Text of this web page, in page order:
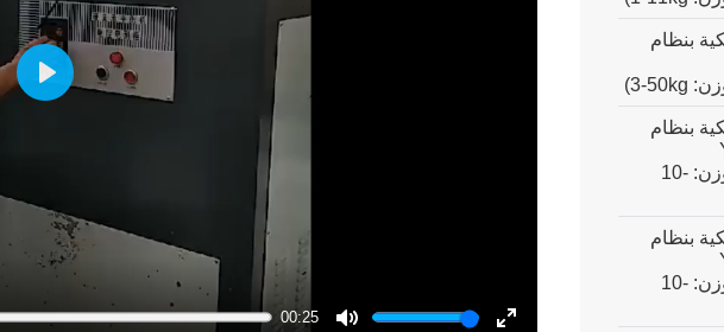
00:25
Play
بنظام
3-50kg
)
بنظام
10-
بنظام
10-